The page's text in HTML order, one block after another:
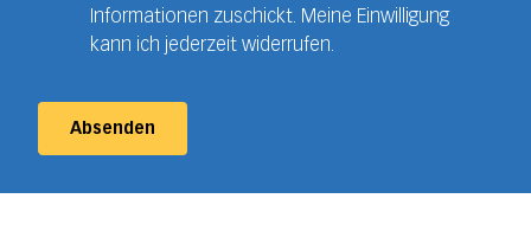
Informationen zuschickt. Meine Einwilligung
kann ich jederzeit widerrufen.
Absenden